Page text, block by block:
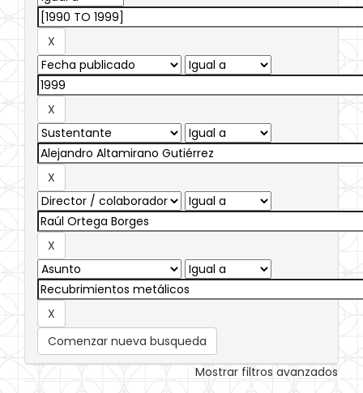
Comenzar nueva busqueda
Mostrar filtros avanzados